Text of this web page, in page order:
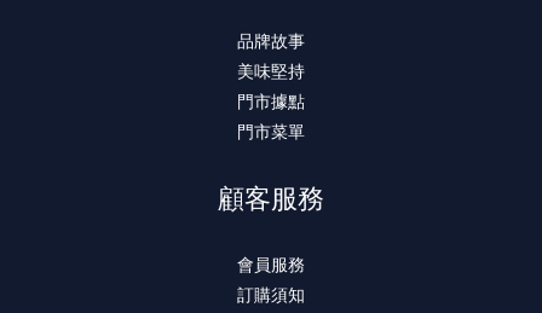
品牌故事
美味堅持
門市據點
門市菜單
顧客服務
會員服務
訂購須知